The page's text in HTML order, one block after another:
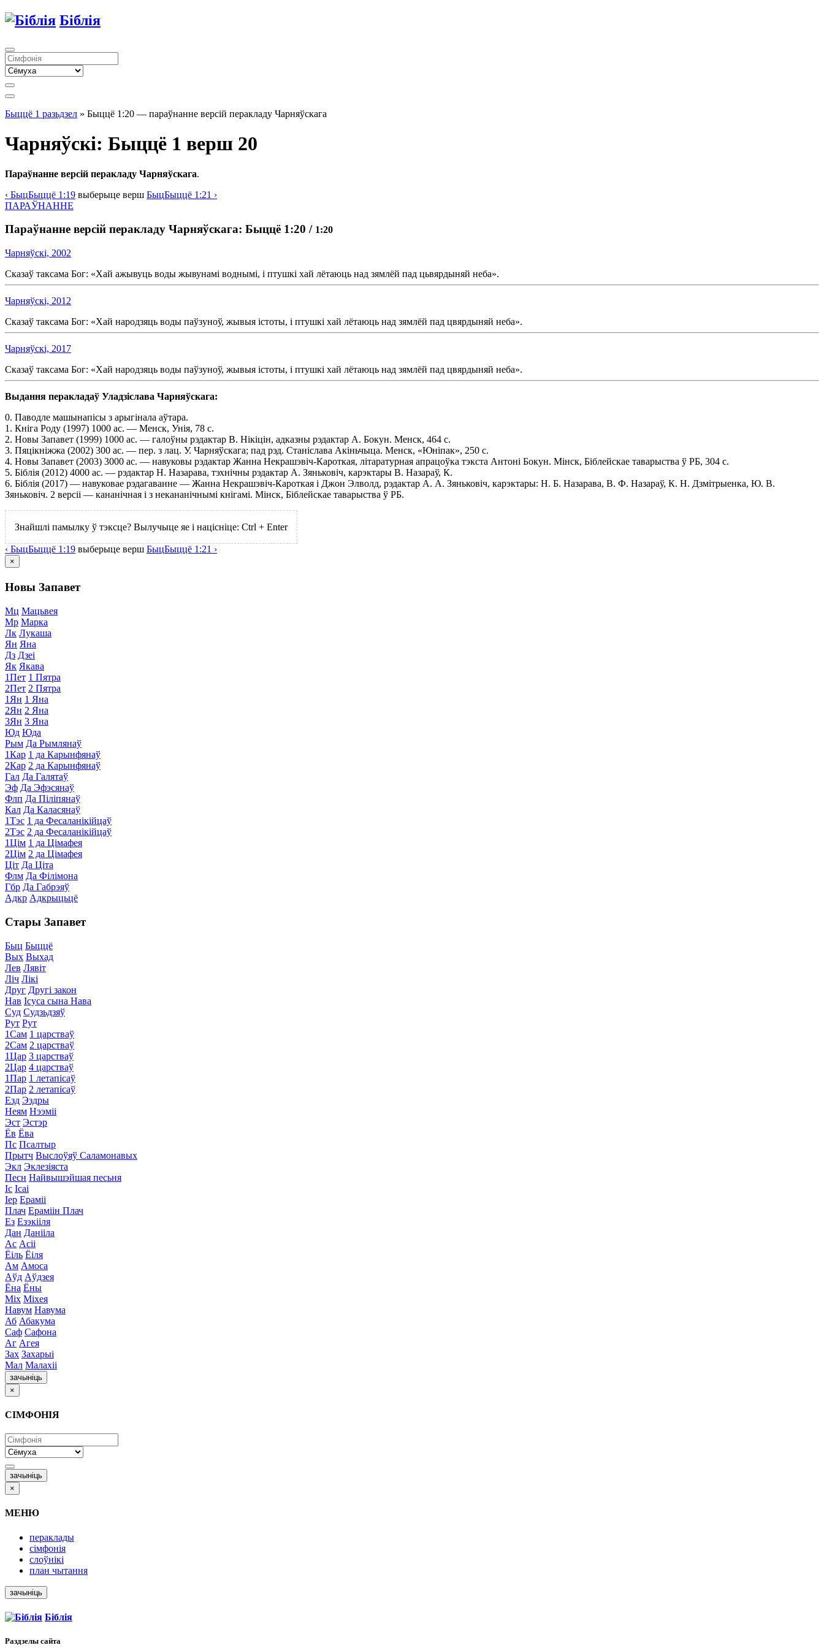
Біблія
Быццё 1 разьдзел » Быццё 1:20 — параўнанне версій перакладу Чарняўскага
Чарняўскі: Быццё 1 верш 20
Параўнанне версій перакладу Чарняўскага.
‹ БыцБыццё 1:19 выберыце верш БыцБыццё 1:21 ›
ПАРАЎНАННЕ
Параўнанне версій перакладу Чарняўскага: Быццё 1:20 / 1:20
Чарняўскі, 2002
Сказаў таксама Бог: «Хай ажывуць воды жывунамі воднымі, і птушкі хай лётаюць над зямлёй пад цьвярдыняй неба».
Чарняўскі, 2012
Сказаў таксама Бог: «Хай народзяць воды паўзуноў, жывыя істоты, і птушкі хай лётаюць над зямлёй пад цвярдыняй неба».
Чарняўскі, 2017
Сказаў таксама Бог: «Хай народзяць воды паўзуноў, жывыя істоты, і птушкі хай лётаюць над зямлёй пад цвярдыняй неба».
Выдання перакладаў Уладзіслава Чарняўскага:
0. Паводле машынапісы з арыгінала аўтара.
1. Кнiга Роду (1997) 1000 ас. — Менск, Унія, 78 с.
2. Новы Запавет (1999) 1000 ас. — галоўны рэдактар В. Нікіцін, адказны рэдактар А. Бокун. Менск, 464 с.
3. Пяцікніжжа (2002) 300 ас. — пер. з лац. У. Чарняўскага; пад рэд. Станіслава Акіньчыца. Менск, «Юніпак», 250 с.
4. Новы Запавет (2003) 3000 ас. — навуковы рэдактар Жанна Некрашэвіч-Кароткая, літаратурная апрацоўка тэкста Антоні Бокун. Мінск, Біблейскае таварыства ў РБ, 304 с.
5. Біблія (2012) 4000 ас. — рэдактар Н. Назарава, тэхнічны рэдактар А. Зяньковіч, карэктары В. Назараў, К.
6. Біблія (2017) — навуковае рэдагаванне — Жанна Некрашэвіч-Кароткая і Джон Элволд, рэдактар А. А. Зяньковіч, карэктары: Н. Б. Назарава, В. Ф. Назараў, К. Н. Дзмітрыенка, Ю. В.
Зяньковіч. 2 версіі — кананічная і з некананічнымі кнігамі. Мінск, Біблейскае таварыства ў РБ.
Знайшлі памылку ў тэксце? Вылучыце яе і націсніце: Ctrl + Enter
‹ БыцБыццё 1:19 выберыце верш БыцБыццё 1:21 ›
×
Новы Запавет
Мц Мацьвея
Мр Марка
Лк Лукаша
Ян Яна
Дз Дзеі
Як Якава
1Пет 1 Пятра
2Пет 2 Пятра
1Ян 1 Яна
2Ян 2 Яна
3Ян 3 Яна
Юд Юда
Рым Да Рымлянаў
1Кар 1 да Карынфянаў
2Кар 2 да Карынфянаў
Гал Да Галятаў
Эф Да Эфэсянаў
Флп Да Піліпянаў
Кал Да Каласянаў
1Тэс 1 да Фесаланікійцаў
2Тэс 2 да Фесаланікійцаў
1Цім 1 да Цімафея
2Цім 2 да Цімафея
Ціт Да Ціта
Флм Да Філімона
Гбр Да Габрэяў
Адкр Адкрыцьцё
Стары Запавет
Быц Быццё
Вых Выхад
Лев Лявіт
Ліч Лікі
Друг Другі закон
Нав Ісуса сына Нава
Суд Судзьдзяў
Рут Рут
1Сам 1 царстваў
2Сам 2 царстваў
1Цар 3 царстваў
2Цар 4 царстваў
1Пар 1 летапісаў
2Пар 2 летапісаў
Езд Эздры
Неям Нээміі
Эст Эстэр
Ёв Ёва
Пс Псалтыр
Прытч Выслоўяў Саламонавых
Экл Эклезіяста
Песн Найвышэйшая песьня
Іс Ісаі
Іер Ераміі
Плач Ераміін Плач
Ез Езэкііля
Дан Данііла
Ас Асіі
Ёіль Ёіля
Ам Амоса
Аўд Аўдзея
Ёна Ёны
Міх Міхея
Навум Навума
Аб Абакума
Саф Сафона
Аг Агея
Зах Захарыі
Мал Малахіі
зачыніць
×
СІМФОНІЯ
зачыніць
×
МЕНЮ
пераклады
сімфонія
слоўнікі
план чытання
зачыніць
Біблія
Раздзелы сайта